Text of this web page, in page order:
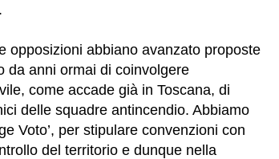
opposizioni abbiano avanzato proposte
da anni ormai di coinvolgere
come accade già in Toscana, di
delle squadre antincendio. Abbiamo
Voto’, per stipulare convenzioni con
del territorio e dunque nella